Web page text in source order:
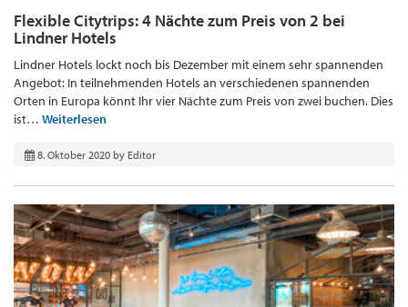
Flexible Citytrips: 4 Nächte zum Preis von 2 bei
Lindner Hotels
Lindner Hotels lockt noch bis Dezember mit einem sehr spannenden
Angebot: In teilnehmenden Hotels an verschiedenen spannenden
Orten in Europa könnt Ihr vier Nächte zum Preis von zwei buchen. Dies
ist… Weiterlesen
8. Oktober 2020 by Editor